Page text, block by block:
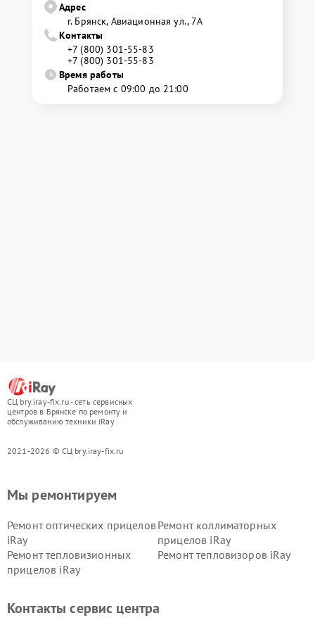
Адрес
г. Брянск, Авиационная ул., 7А
Контакты
+7 (800) 301-55-83
+7 (800) 301-55-83
Время работы
Работаем с 09:00 до 21:00
СЦ bry.iray-fix.ru - сеть сервисных
центров в Брянске по ремонту и
обслуживанию техники iRay
2021-2026 © СЦ bry.iray-fix.ru
Мы ремонтируем
Ремонт оптических прицелов
iRay
Ремонт коллиматорных
прицелов iRay
Ремонт тепловизионных
прицелов iRay
Ремонт тепловизоров iRay
Контакты сервис центра